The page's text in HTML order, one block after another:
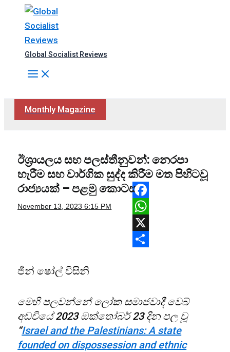
content
Global Socialist Reviews
Monthly Magazine
ඊශ්‍රායලය සහ පලස්තීනුවන්: නෙරපා
හැරීම සහ වාර්ගික සුද්ද කිරීම මත පිහිටවූ
රාජ්‍යයක් – පළමු කොටස
November 13, 2023 6:15 PM
Facebook
WhatsApp
X
ජීන් ෂෝල් විසිනි
මෙහි පලවන්නේ ලෝක සමාජවාදී වෙබ්
අඩවියේ 2023 ඔක්තෝබර් 23 දින පල වූ
“Israel and the Palestinians: A state
founded on dispossession and ethnic